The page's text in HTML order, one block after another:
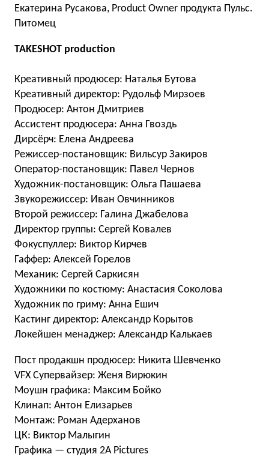
Екатерина Русакова, Product Owner продукта Пульс.
Питомец
TAKESHOT production
Креативный продюсер: Наталья Бутова
Креативный директор: Рудольф Мирзоев
Продюсер: Антон Дмитриев
Ассистент продюсера: Анна Гвоздь
Дирсёрч: Елена Андреева
Режиссер-постановщик: Вильсур Закиров
Оператор-постановщик: Павел Чернов
Художник-постановщик: Ольга Пашаева
Звукорежиссер: Иван Овчинников
Второй режиссер: Галина Джабелова
Директор группы: Сергей Ковалев
Фокуспуллер: Виктор Кирчев
Гаффер: Алексей Горелов
Механик: Сергей Саркисян
Художники по костюму: Анастасия Соколова
Художник по гриму: Анна Ешич
Кастинг директор: Александр Корытов
Локейшен менаджер: Александр Калькаев
Пост продакшн продюсер: Никита Шевченко
VFX Супервайзер: Женя Вирюкин
Моушн графика: Максим Бойко
Клинап: Антон Елизарьев
Монтаж: Роман Адерханов
ЦК: Виктор Малыгин
Графика — студия 2А Pictures